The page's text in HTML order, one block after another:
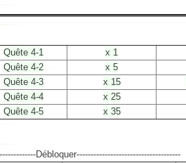
Quête 4-1 x 1
Quête 4-2
x 5
Quête 4-3
x 15
Quête 4-4
x 25
Quête 4-5
x 35
Débloquer-------------------------------------